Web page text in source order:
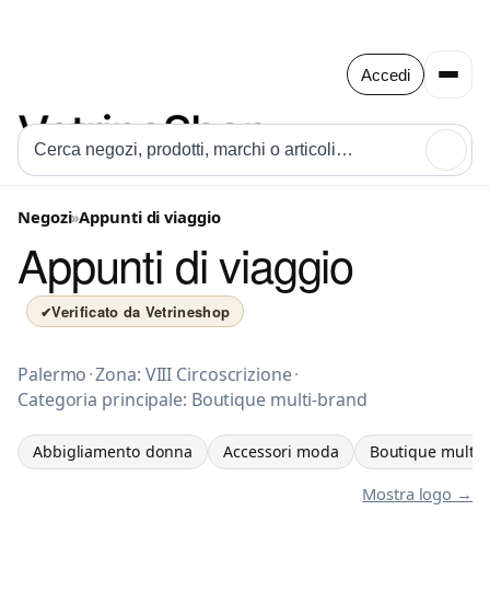
Accedi
Negozi»Appunti di viaggio
Appunti di viaggio
✔Verificato da Vetrineshop
Abbigliamento donna a Palermo
Palermo·Zona: VIII Circoscrizione·
Categoria principale: Boutique multi-brand
Abbigliamento donna Accessori moda Boutique multi-
Mostra logo →